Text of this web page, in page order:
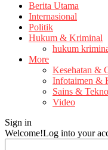
Berita Utama
Internasional
Politik
Hukum & Kriminal
hukum
More
Kesehatan &
Infotaimen &
Sains &
Video
Sign in
Welcome!Log into your